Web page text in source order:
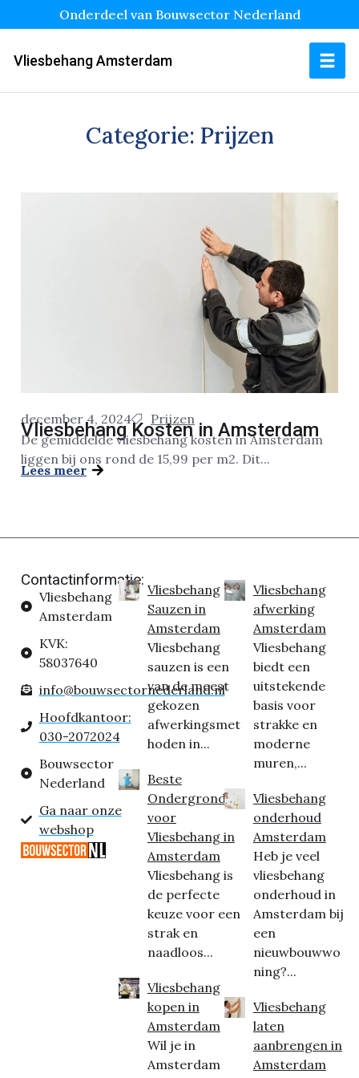
Onderdeel van Bouwsector Nederland
Vliesbehang Amsterdam
Categorie: Prijzen
december 4, 2024 Prijzen
Vliesbehang Kosten in Amsterdam
De gemiddelde vliesbehang kosten in Amsterdam
liggen bij ons rond de 15,99 per m2. Dit...
Lees meer
Contactinformatie:
Vliesbehang
Amsterdam
KVK:
58037640
info@bouwsectornederland.nl
Hoofdkantoor:
030-2072024
Bouwsector
Nederland
Ga naar onze
webshop
Vliesbehang
Sauzen in
Amsterdam
Vliesbehang
sauzen is een
van de meest
gekozen
afwerkingsmet
hoden in...
Beste
Ondergrond
voor
Vliesbehang in
Amsterdam
Vliesbehang is
de perfecte
keuze voor een
strak en
naadloos...
Vliesbehang
kopen in
Amsterdam
Wil je in
Amsterdam
Vliesbehang
afwerking
Amsterdam
Vliesbehang
biedt een
uitstekende
basis voor
strakke en
moderne
muren,...
Vliesbehang
onderhoud
Amsterdam
Heb je veel
vliesbehang
onderhoud in
Amsterdam bij
een
nieuwbouwwo
ning?...
Vliesbehang
laten
aanbrengen in
Amsterdam